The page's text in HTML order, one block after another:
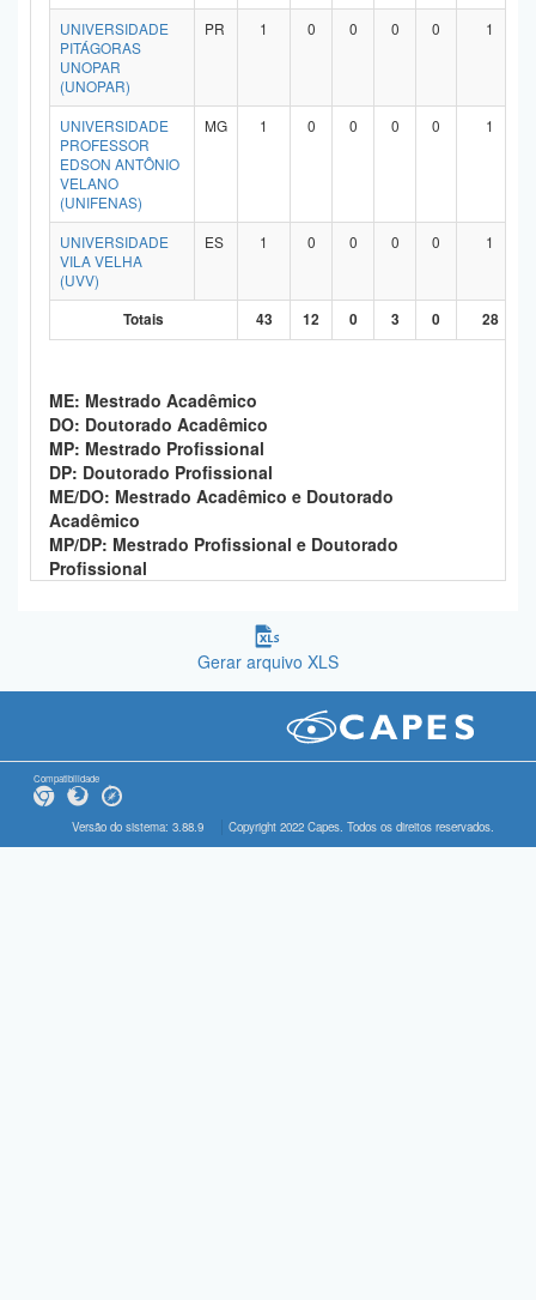
UNIVERSIDADE
PITÁGORAS
UNOPAR
(UNOPAR)
PR 1 0 0 0 0 1
UNIVERSIDADE
PROFESSOR
EDSON ANTÔNIO
VELANO
(UNIFENAS)
MG 1 0 0 0 0 1
UNIVERSIDADE
VILA VELHA
(UVV)
ES 1 0 0 0 0 1
Totais 43 12 0 3 0 28
ME: Mestrado Acadêmico
DO: Doutorado Acadêmico
MP: Mestrado Profissional
DP: Doutorado Profissional
ME/DO: Mestrado Acadêmico e Doutorado
Acadêmico
MP/DP: Mestrado Profissional e Doutorado
Profissional
Gerar arquivo XLS
Compatibilidade
Versão do sistema: 3.88.9 Copyright 2022 Capes. Todos os direitos reservados.